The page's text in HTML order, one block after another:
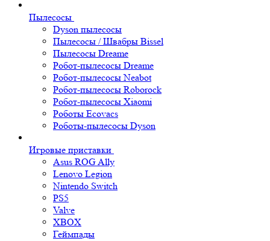
Пылесосы
Dyson пылесосы
Пылесосы / Швабры Bissel
Пылесосы Dreame
Робот-пылесосы Dreame
Робот-пылесосы Neabot
Робот-пылесосы Roborock
Робот-пылесосы Xiaomi
Роботы Ecovacs
Роботы-пылесосы Dyson
Игровые приставки
Asus ROG Ally
Lenovo Legion
Nintendo Switch
PS5
Valve
XBOX
Геймпады